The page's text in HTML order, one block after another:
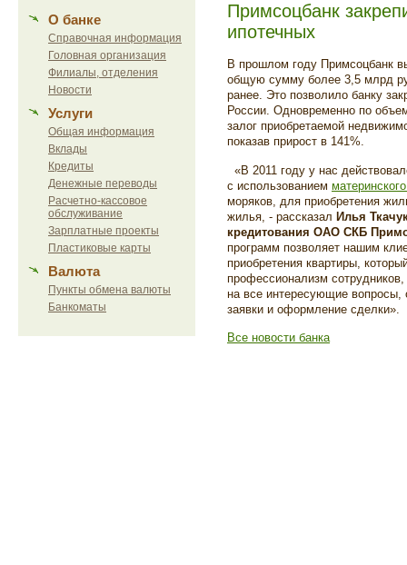
О банке
Справочная информация
Головная организация
Филиалы, отделения
Новости
Услуги
Общая информация
Вклады
Кредиты
Денежные переводы
Расчетно-кассовое
обслуживание
Зарплатные проекты
Пластиковые карты
Валюта
Пункты обмена валюты
Банкоматы
Примсоцбанк
ипотечных
В прошлом году Примсоцбанк
общую сумму более 3,5 млрд
ранее. Это позволило банку
России. Одновременно по
залог приобретаемой
показав прирост в 141%.
«В 2011 году у нас
с использованием
моряков, для приобретения
жилья, - рассказал Илья
кредитования ОАО СКБ
программ позволяет нашим
приобретения квартиры,
профессионализм сотрудников,
на все интересующие вопросы,
заявки и оформление сделки».
Все новости банка